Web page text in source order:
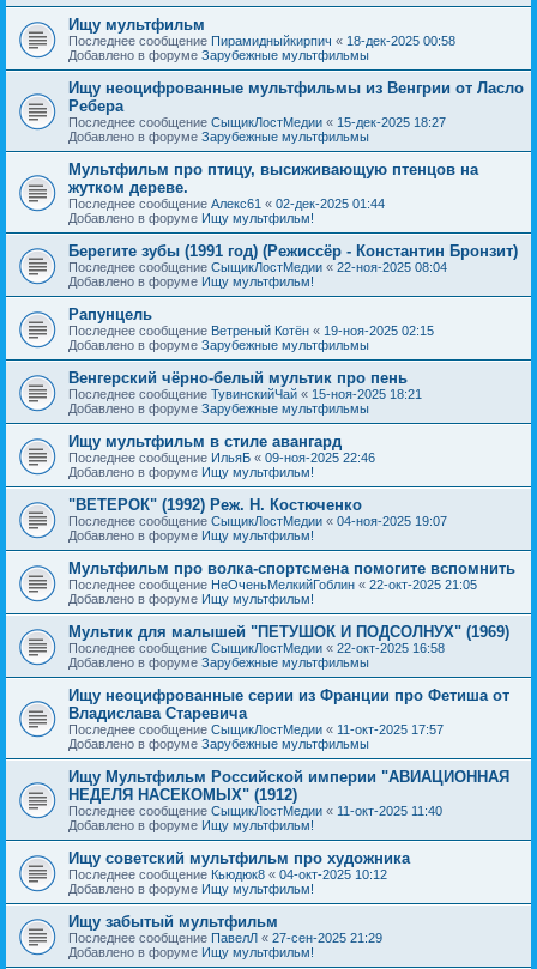
Ищу мультфильм
Последнее сообщение Пирамидныйкирпич « 18-дек-2025 00:58
Добавлено в форуме Зарубежные мультфильмы
Ищу неоцифрованные мультфильмы из Венгрии от Ласло
Ребера
Последнее сообщение СыщикЛостМедии « 15-дек-2025 18:27
Добавлено в форуме Зарубежные мультфильмы
Мультфильм про птицу, высиживающую птенцов на
жутком дереве.
Последнее сообщение Алекс61 « 02-дек-2025 01:44
Добавлено в форуме Ищу мультфильм!
Берегите зубы (1991 год) (Режиссёр - Константин Бронзит)
Последнее сообщение СыщикЛостМедии « 22-ноя-2025 08:04
Добавлено в форуме Ищу мультфильм!
Рапунцель
Последнее сообщение Ветреный Котён « 19-ноя-2025 02:15
Добавлено в форуме Зарубежные мультфильмы
Венгерский чёрно-белый мультик про пень
Последнее сообщение ТувинскийЧай « 15-ноя-2025 18:21
Добавлено в форуме Зарубежные мультфильмы
Ищу мультфильм в стиле авангард
Последнее сообщение ИльяБ « 09-ноя-2025 22:46
Добавлено в форуме Ищу мультфильм!
"ВЕТЕРОК" (1992) Реж. Н. Костюченко
Последнее сообщение СыщикЛостМедии « 04-ноя-2025 19:07
Добавлено в форуме Ищу мультфильм!
Мультфильм про волка-спортсмена помогите вспомнить
Последнее сообщение НеОченьМелкийГоблин « 22-окт-2025 21:05
Добавлено в форуме Ищу мультфильм!
Мультик для малышей "ПЕТУШОК И ПОДСОЛНУХ" (1969)
Последнее сообщение СыщикЛостМедии « 22-окт-2025 16:58
Добавлено в форуме Зарубежные мультфильмы
Ищу неоцифрованные серии из Франции про Фетиша от
Владислава Старевича
Последнее сообщение СыщикЛостМедии « 11-окт-2025 17:57
Добавлено в форуме Зарубежные мультфильмы
Ищу Мультфильм Российской империи "АВИАЦИОННАЯ
НЕДЕЛЯ НАСЕКОМЫХ" (1912)
Последнее сообщение СыщикЛостМедии « 11-окт-2025 11:40
Добавлено в форуме Ищу мультфильм!
Ищу советский мультфильм про художника
Последнее сообщение Кьюдюк8 « 04-окт-2025 10:12
Добавлено в форуме Ищу мультфильм!
Ищу забытый мультфильм
Последнее сообщение ПавелЛ « 27-сен-2025 21:29
Добавлено в форуме Ищу мультфильм!